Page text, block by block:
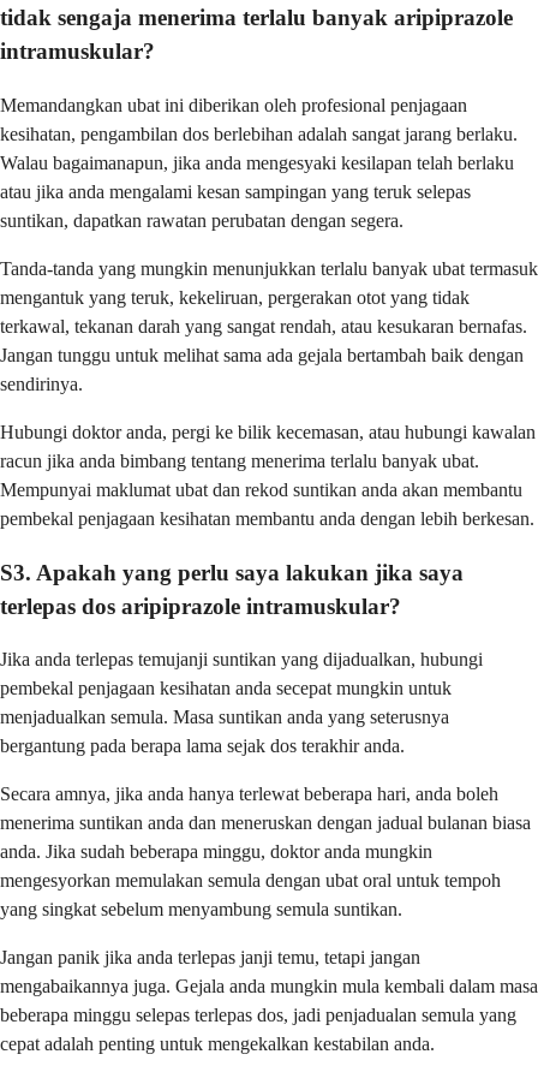
tidak sengaja menerima terlalu banyak aripiprazole
intramuskular?
Memandangkan ubat ini diberikan oleh profesional penjagaan
kesihatan, pengambilan dos berlebihan adalah sangat jarang berlaku.
Walau bagaimanapun, jika anda mengesyaki kesilapan telah berlaku
atau jika anda mengalami kesan sampingan yang teruk selepas
suntikan, dapatkan rawatan perubatan dengan segera.
Tanda-tanda yang mungkin menunjukkan terlalu banyak ubat termasuk
mengantuk yang teruk, kekeliruan, pergerakan otot yang tidak
terkawal, tekanan darah yang sangat rendah, atau kesukaran bernafas.
Jangan tunggu untuk melihat sama ada gejala bertambah baik dengan
sendirinya.
Hubungi doktor anda, pergi ke bilik kecemasan, atau hubungi kawalan
racun jika anda bimbang tentang menerima terlalu banyak ubat.
Mempunyai maklumat ubat dan rekod suntikan anda akan membantu
pembekal penjagaan kesihatan membantu anda dengan lebih berkesan.
S3. Apakah yang perlu saya lakukan jika saya
terlepas dos aripiprazole intramuskular?
Jika anda terlepas temujanji suntikan yang dijadualkan, hubungi
pembekal penjagaan kesihatan anda secepat mungkin untuk
menjadualkan semula. Masa suntikan anda yang seterusnya
bergantung pada berapa lama sejak dos terakhir anda.
Secara amnya, jika anda hanya terlewat beberapa hari, anda boleh
menerima suntikan anda dan meneruskan dengan jadual bulanan biasa
anda. Jika sudah beberapa minggu, doktor anda mungkin
mengesyorkan memulakan semula dengan ubat oral untuk tempoh
yang singkat sebelum menyambung semula suntikan.
Jangan panik jika anda terlepas janji temu, tetapi jangan
mengabaikannya juga. Gejala anda mungkin mula kembali dalam masa
beberapa minggu selepas terlepas dos, jadi penjadualan semula yang
cepat adalah penting untuk mengekalkan kestabilan anda.